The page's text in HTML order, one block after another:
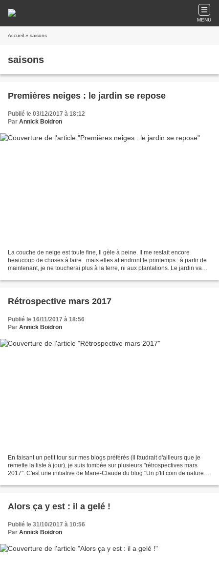
MENU
Accueil » saisons
saisons
Premières neiges : le jardin se repose
Publié le 03/12/2017 à 18:12
Par Annick Boidron
La couche de neige est toute fine, Il gèle à peine. Il me restait encore
beaucoup de choses à faire...mais elles attendront le printemps : à partir de
maintenant, je ne toucherai plus à la terre, ni aux plantations. Le jardin va
Rétrospective mars 2017
Publié le 16/11/2017 à 18:56
Par Annick Boidron
En faisant un petit tour sur mes blogs préférés (il faudrait d'ailleurs que je
remette la liste à jour), je suis tombée sur plusieurs "rétrospectives mars
2017". C'est une initiative de Marie-Claude du blog "Un p'tit coin de nature" .
Alors ça y est : il a gelé !
Publié le 31/10/2017 à 10:56
Par Annick Boidron